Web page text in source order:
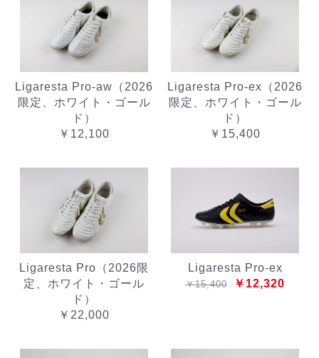
Ligaresta Pro-aw（2026
限定、ホワイト・ゴール
ド）
￥12,100
Ligaresta Pro-ex（2026
限定、ホワイト・ゴール
ド）
￥15,400
Ligaresta Pro（2026限
定、ホワイト・ゴール
ド）
￥22,000
Ligaresta Pro-ex
￥15,400 ￥12,320